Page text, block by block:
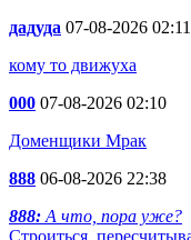
дадуда 07-08-2026 02:11
кому то движуха
000 07-08-2026 02:10
Доменщики Мрак
888 06-08-2026 22:38
888: А что, пора уже?
Строиться,